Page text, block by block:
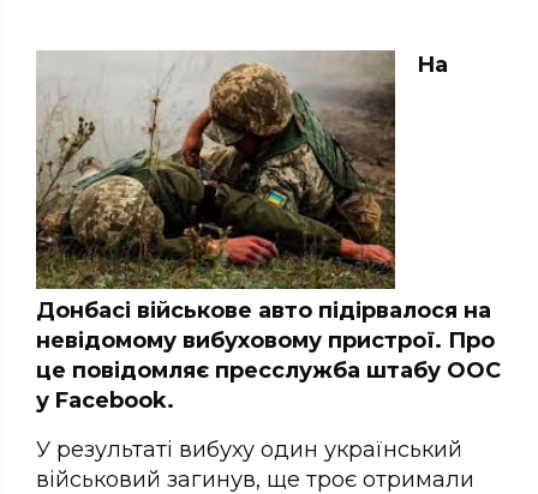
На
Донбасі військове авто підірвалося на
невідомому вибуховому пристрої. Про
це повідомляє пресслужба штабу ООС
у Facebook.
У результаті вибуху один український
військовий загинув, ще троє отримали